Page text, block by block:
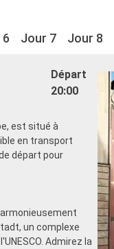
Jour 7 Jour 8
Départ
20:00
est situé à
en transport
départ pour
un complexe
Admirez la